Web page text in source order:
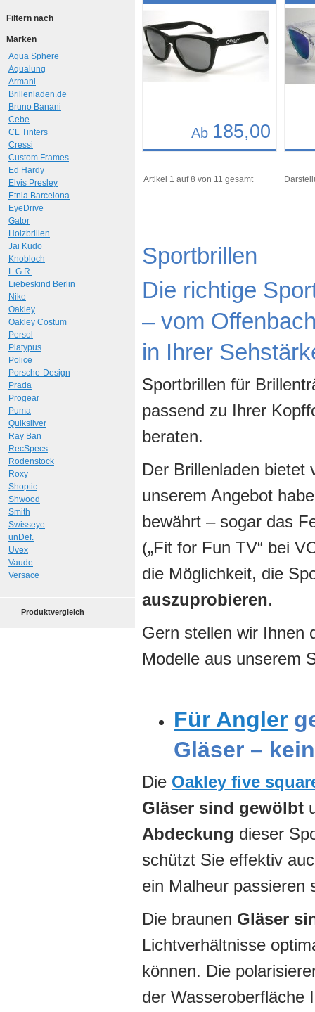
Ab 185,00
Art.-Nr.: 9481 Art.-
Artikel 1 auf 8 von 11 gesamt
Sportbrillen
Die richtige
– vom
in Ihrer
Sportbrillen für
passend zu Ihrer
beraten.
Der Brillenladen bietet
unserem Angebot
bewährt – sogar das
(„Fit for Fun TV“ bei
die Möglichkeit, die
auszuprobieren.
Gern stellen wir Ihnen
Modelle aus unserem
Für Angler
Gläser –
Die Oakley five
Gläser sind gewölbt
Abdeckung dieser
schützt Sie effektiv
ein Malheur passieren
Die braunen Gläser
Lichtverhältnisse
können. Die
der Wasseroberfläche
Filtern nach
Marken
Aqua Sphere
Aqualung
Armani
Brillenladen.de
Bruno Banani
Cebe
CL Tinters
Cressi
Custom Frames
Ed Hardy
Elvis Presley
Etnia Barcelona
EyeDrive
Gator
Holzbrillen
Jai Kudo
Knobloch
L.G.R.
Liebeskind Berlin
Nike
Oakley
Oakley Costum
Persol
Platypus
Police
Porsche-Design
Prada
Progear
Puma
Quiksilver
Ray Ban
RecSpecs
Rodenstock
Roxy
Shoptic
Shwood
Smith
Swisseye
unDef.
Uvex
Vaude
Versace
Produktvergleich